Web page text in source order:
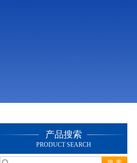
产品搜索
PRODUCT SEARCH